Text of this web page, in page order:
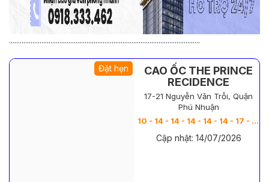
..........................................................................................................
Đặt hẹn
CAO ỐC THE PRINCE
RECIDENCE
17-21 Nguyễn Văn Trỗi, Quận
Phú Nhuận
10 - 14 - 14 - 14 - 14 - 14 - 17 - 19 - 22 - 22 -
Cập nhật: 14/07/2026